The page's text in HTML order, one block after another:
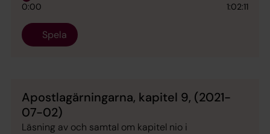
0:00 1:02:11
Spela
Apostlagärningarna, kapitel 9, (2021-
07-02)
Läsning av och samtal om kapitel nio i